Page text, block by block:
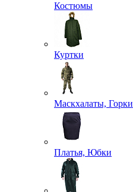
Костюмы
Куртки
Маскхалаты, Горки
Платья, Юбки